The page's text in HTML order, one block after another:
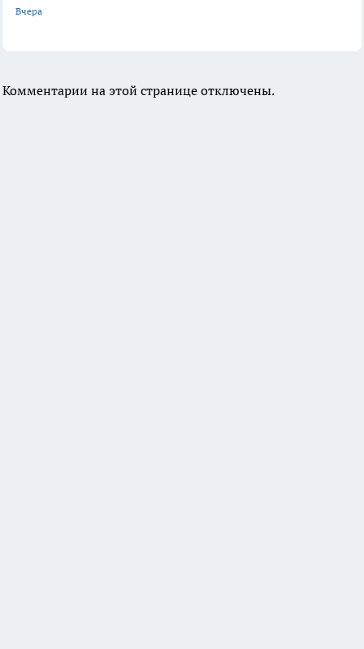
Вчера
Комментарии на этой странице отключены.